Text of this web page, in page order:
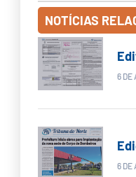
NOTÍCIAS
6 DE
6 DE